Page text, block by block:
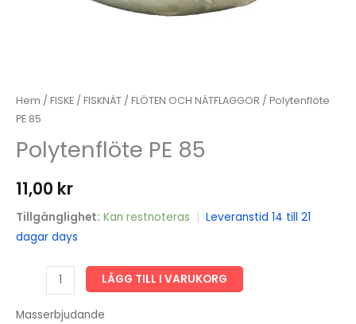
Hem / FISKE / FISKNÄT / FLÖTEN OCH NÄTFLAGGOR / Polytenflöte
PE 85
Polytenflöte PE 85
11,00 kr
Tillgänglighet: Kan restnoteras | Leveranstid 14 till 21
dagar days
Polytenflöte
85
LÄGG TILL I VARUKORG
Masserbjudande